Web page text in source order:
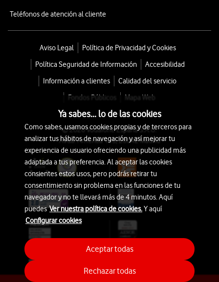
Teléfonos de atención al cliente
Aviso Legal
Política de Privacidad y Cookies
Política Seguridad de Información
Accesibilidad
Información a clientes
Calidad del servicio
Fondos Públicos
Mapa Web
© 2026 Vodafone España S.A.U.
Avda. América 115, 28042 Madrid
Ya sabes... lo de las cookies
Como sabes, usamos cookies propias y de terceros para
analizar tus hábitos de navegación y así mejorar tu
experiencia de usuario ofreciendo una publicidad más
adaptada a tus preferencia. Al aceptar las cookies
consientes estos usos, pero podrás retirar tu
consentimiento sin problema en las funciones de tu
navegador y no te llevará más de 4 minutos. Aquí
puedesVer nuestra política de cookies.Y aquí
Configurar cookies
Rechazar todas
Aceptar todas